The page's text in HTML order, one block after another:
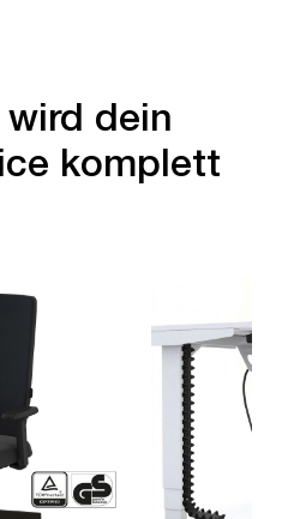
dein
komplett